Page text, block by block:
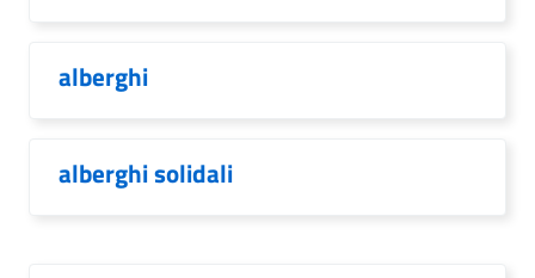
alberghi
alberghi solidali